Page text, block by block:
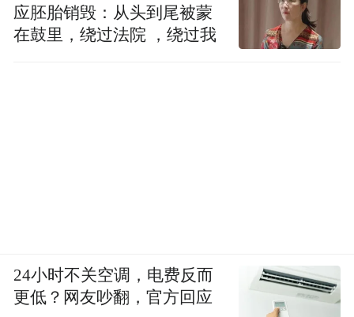
应胚胎销毁：从头到尾被蒙
在鼓里，绕过法院 ，绕过我
24小时不关空调，电费反而
更低？网友吵翻，官方回应